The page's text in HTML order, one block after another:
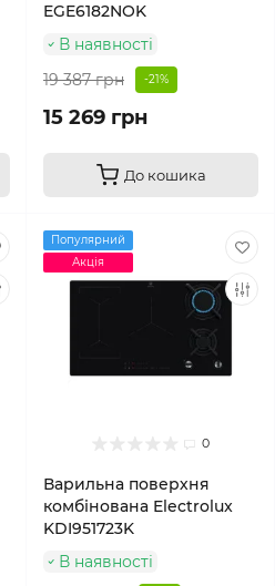
EGE6182NOK
В наявності
19 387 грн
-21%
15 269 грн
До кошика
Популярний
Акція
0
Варильна поверхня
комбінована Electrolux
KDI951723K
В наявності